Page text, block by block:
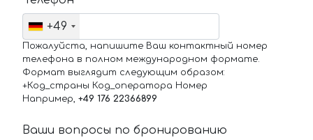
+49
Пожалуйста, напишите Ваш контактный номер
телефона в полном международном формате.
Формат выглядит следующим образом:
+Код_страны Код_оператора Номер
Например, +49 176 22366899
Ваши вопросы по бронированию